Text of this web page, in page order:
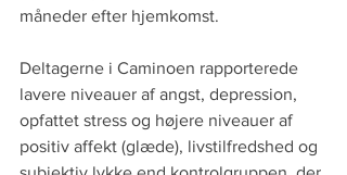
måneder efter hjemkomst.
Deltagerne i Caminoen rapporterede
lavere niveauer af angst, depression,
opfattet stress og højere niveauer af
positiv affekt (glæde), livstilfredshed og